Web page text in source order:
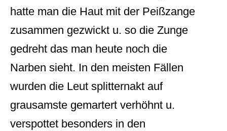
hatte man die Haut mit der Peißzange
zusammen gezwickt u. so die Zunge
gedreht das man heute noch die
Narben sieht. In den meisten Fällen
wurden die Leut splitternakt auf
grausamste gemartert verhöhnt u.
verspottet besonders in den